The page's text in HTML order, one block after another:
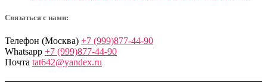
Связаться с нами:
Телефон (Москва) +7 (999)877-44-90
Whatsapp +7 (999)877-44-90
Почта tat642@yandex.ru